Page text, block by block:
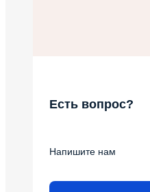
Есть вопрос?
Напишите нам